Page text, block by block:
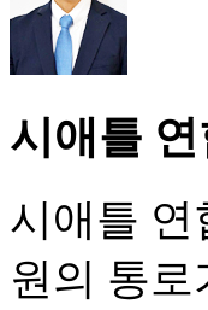
시애틀
시애틀 연
원의 통